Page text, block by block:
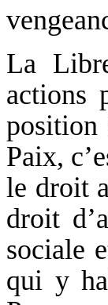
La
actions
position
Paix,
le droit
droit
sociale
qui y